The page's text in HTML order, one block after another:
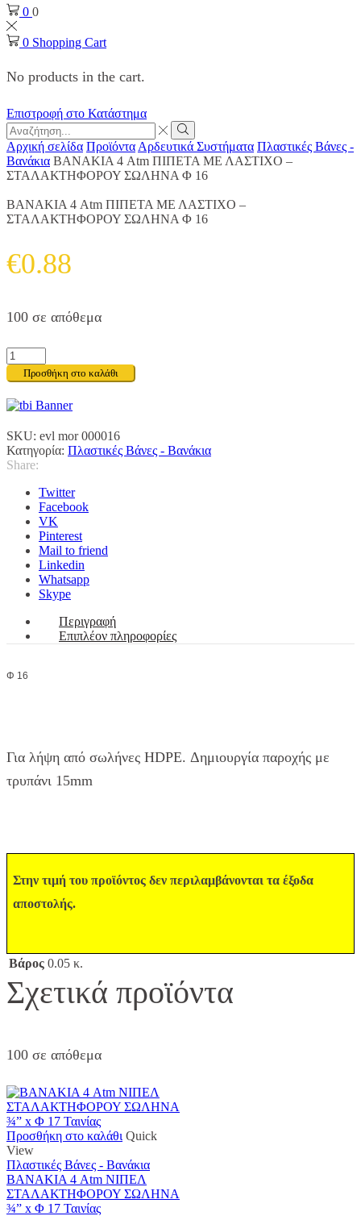
0 0
0 Shopping Cart
No products in the cart.
Επιστροφή στο Κατάστημα
Search
input
Search
Αρχική σελίδα Προϊόντα Αρδευτικά Συστήματα Πλαστικές Βάνες -
Βανάκια ΒΑΝΑΚΙΑ 4 Atm ΠΙΠΕΤΑ ΜΕ ΛΑΣΤΙΧΟ –
ΣΤΑΛΑΚΤΗΦΟΡΟΥ ΣΩΛΗΝΑ Φ 16
ΒΑΝΑΚΙΑ 4 Atm ΠΙΠΕΤΑ ΜΕ ΛΑΣΤΙΧΟ –
ΣΤΑΛΑΚΤΗΦΟΡΟΥ ΣΩΛΗΝΑ Φ 16
€0.88
100 σε απόθεμα
ΒΑΝΑΚΙΑ
4
Atm
ΠΙΠΕΤΑ
ΜΕ
-
ΣΤΑΛΑΚΤΗΦΟΡΟΥ
ΣΩΛΗΝΑ
ποσότητα
Προσθήκη στο καλάθι
SKU: evl mor 000016
Κατηγορία: Πλαστικές Βάνες - Βανάκια
Share:
Twitter
Facebook
VK
Pinterest
Mail to friend
Linkedin
Whatsapp
Skype
Περιγραφή
Επιπλέον πληροφορίες
Φ 16
Για λήψη από σωλήνες HDPE. Δημιουργία παροχής με
τρυπάνι 15mm
Στην τιμή του προϊόντος δεν περιλαμβάνονται τα έξοδα
αποστολής.
Βάρος 0.05 κ.
Σχετικά προϊόντα
100 σε απόθεμα
Προσθήκη στο καλάθι Quick
View
Πλαστικές Βάνες - Βανάκια
ΒΑΝΑΚΙΑ 4 Atm ΝΙΠΕΛ
ΣΤΑΛΑΚΤΗΦΟΡΟΥ ΣΩΛΗΝΑ
¾” x Φ 17 Ταινίας